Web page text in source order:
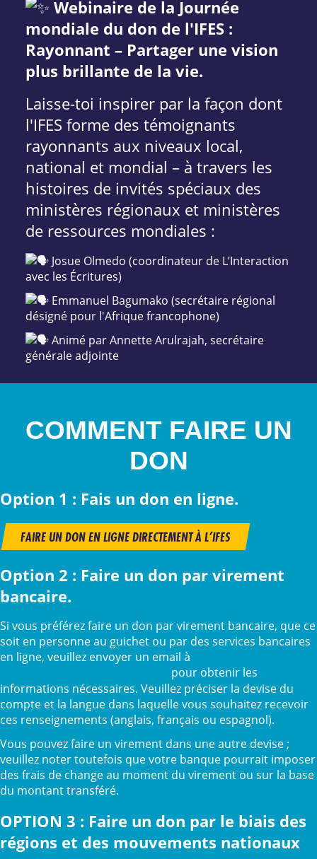
Webinaire de la Journée
mondiale du don de l'IFES :
Rayonnant – Partager une vision
plus brillante de la vie.
Laisse-toi inspirer par la façon dont
l'IFES forme des témoignants
rayonnants aux niveaux local,
national et mondial – à travers les
histoires de invités spéciaux des
ministères régionaux et ministères
de ressources mondiales :
Josue Olmedo (coordinateur de L’Interaction
avec les Écritures)
Emmanuel Bagumako (secrétaire régional
désigné pour l'Afrique francophone)
Animé par Annette Arulrajah, secrétaire
générale adjointe
COMMENT FAIRE UN
DON
Option 1 : Fais un don en ligne.
FAIRE UN DON EN LIGNE DIRECTEMENT À L’IFES
Option 2 : Faire un don par virement
bancaire.
Si vous préférez faire un don par virement bancaire, que ce
soit en personne au guichet ou par des services bancaires
en ligne, veuillez envoyer un email à
pour obtenir les
informations nécessaires. Veuillez préciser la devise du
compte et la langue dans laquelle vous souhaitez recevoir
ces renseignements (anglais, français ou espagnol).
Vous pouvez faire un virement dans une autre devise ;
veuillez noter toutefois que votre banque pourrait imposer
des frais de change au moment du virement ou sur la base
du montant transféré.
OPTION 3 : Faire un don par le biais des
régions et des mouvements nationaux